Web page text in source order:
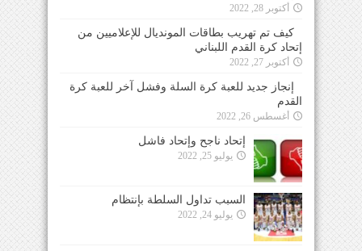
أكتوبر 28, 2022
كيف تم تهريب بطاقات المونديال للإعلاميين من
إتحاد كرة القدم اللبناني
أكتوبر 27, 2022
إنجاز جديد للعبة كرة السلة وفشل آخر للعبة كرة
القدم
أغسطس 26, 2022
إتحاد ناجح وإتحاد فاشل
يوليو 25, 2022
السبب تداول السلطة بإنتظام
يوليو 24, 2022